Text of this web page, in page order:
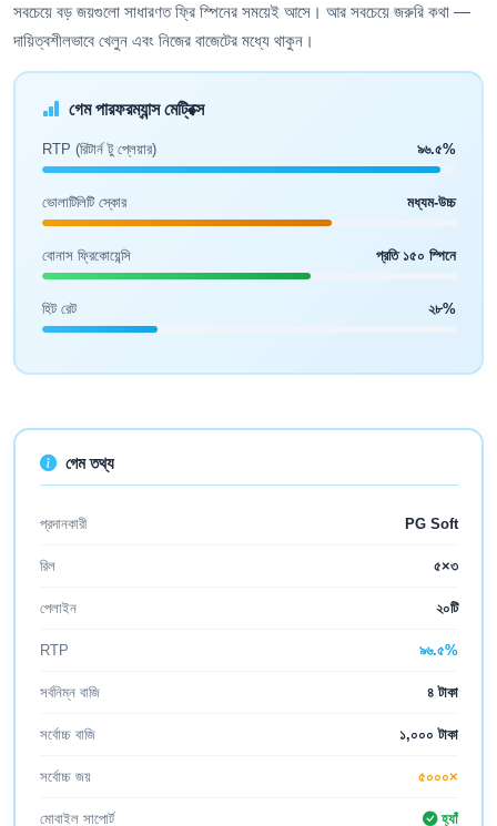
সবচেয়ে বড় জয়গুলো সাধারণত ফ্রি স্পিনের সময়েই আসে। আর সবচেয়ে জরুরি কথা —
দায়িত্বশীলভাবে খেলুন এবং নিজের বাজেটের মধ্যে থাকুন।
গেম পারফরম্যান্স মেট্রিক্স
RTP (রিটার্ন টু প্লেয়ার) ৯৬.৫%
ভোলাটিলিটি স্কোর মধ্যম-উচ্চ
বোনাস ফ্রিকোয়েন্সি প্রতি ১৫০ স্পিনে
হিট রেট ২৮%
গেম তথ্য
প্রদানকারী PG Soft
রিল ৫×৩
পেলাইন ২০টি
RTP ৯৬.৫%
সর্বনিম্ন বাজি ৪ টাকা
সর্বোচ্চ বাজি ১,০০০ টাকা
সর্বোচ্চ জয় ৫০০০×
মোবাইল সাপোর্ট হ্যাঁ